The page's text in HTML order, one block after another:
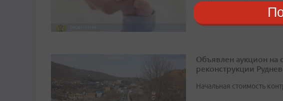
Объявлен аукцион на
реконструкции
Начальная стоимость